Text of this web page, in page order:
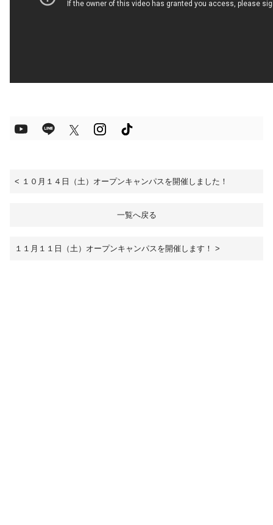
< １０月１４日（土）オープンキャンパスを開催しました！
一覧へ戻る
１１月１１日（土）オープンキャンパスを開催します！ >